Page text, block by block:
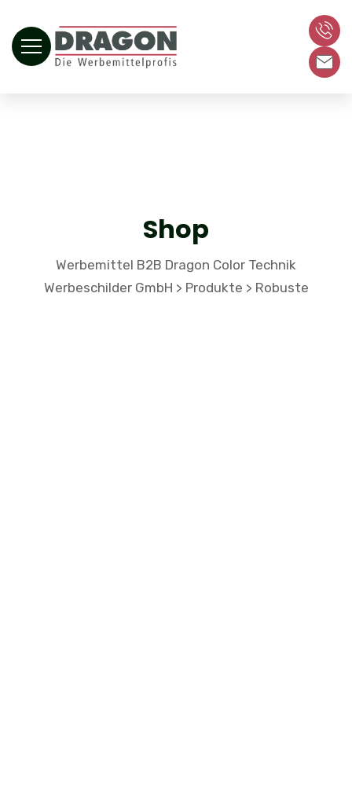
Shop
Werbemittel B2B Dragon Color Technik
Werbeschilder GmbH > Produkte > Robuste